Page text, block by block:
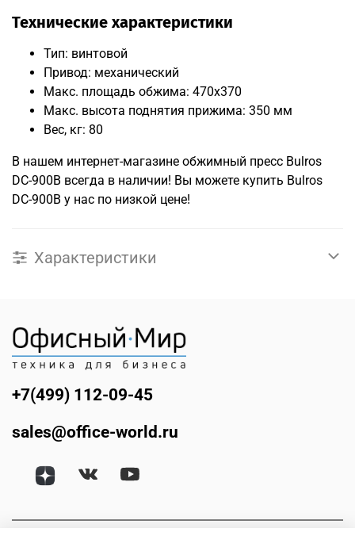
Технические характеристики
Тип: винтовой
Привод: механический
Макс. площадь обжима: 470x370
Макс. высота поднятия прижима: 350 мм
Вес, кг: 80
В нашем интернет-магазине обжимный пресс Bulros
DC-900B всегда в наличии! Вы можете купить Bulros
DC-900B у нас по низкой цене!
Характеристики
+7(499) 112-09-45
sales@office-world.ru